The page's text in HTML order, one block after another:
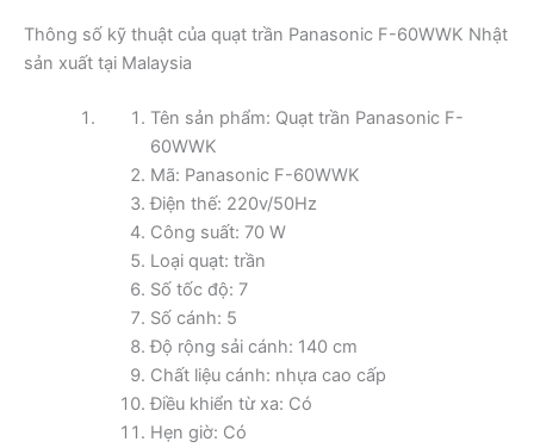
Thông số kỹ thuật của quạt trần Panasonic F-60WWK Nhật
sản xuất tại Malaysia
Tên sản phẩm: Quạt trần Panasonic F-
60WWK
Mã: Panasonic F-60WWK
Điện thế: 220v/50Hz
Công suất: 70 W
Loại quạt: trần
Số tốc độ: 7
Số cánh: 5
Độ rộng sải cánh: 140 cm
Chất liệu cánh: nhựa cao cấp
Điều khiển từ xa: Có
Hẹn giờ: Có